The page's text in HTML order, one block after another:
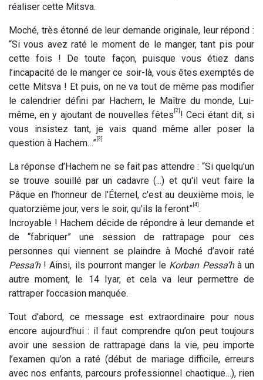
réaliser cette Mitsva.
Moché, très étonné de leur demande originale, leur répond :
“Si vous avez raté le moment de le manger, tant pis pour
cette fois ! De toute façon, puisque vous étiez dans
l’incapacité de le manger ce soir-là, vous êtes exemptés de
cette Mitsva ! Et puis, on ne va tout de même pas modifier
le calendrier défini par Hachem, le Maître du monde, Lui-
même, en y ajoutant de nouvelles fêtes [2] ! Ceci étant dit, si
vous insistez tant, je vais quand même aller poser la
question à Hachem…” [3]
La réponse d’Hachem ne se fait pas attendre : “Si quelqu'un
se trouve souillé par un cadavre (...) et qu'il veut faire la
Pâque en l'honneur de l'Éternel, c'est au deuxième mois, le
quatorzième jour, vers le soir, qu'ils la feront” [4] .
Incroyable ! Hachem décide de répondre à leur demande et
de “fabriquer” une session de rattrapage pour ces
personnes qui viennent se plaindre à Moché d’avoir raté
Pessa’h! Ainsi, ils pourront manger le Korban Pessa’hà un
autre moment, le 14 Iyar, et cela va leur permettre de
rattraper l’occasion manquée.
Tout d’abord, ce message est extraordinaire pour nous
encore aujourd’hui : il faut comprendre qu’on peut toujours
avoir une session de rattrapage dans la vie, peu importe
l’examen qu’on a raté (début de mariage difficile, erreurs
avec nos enfants, parcours professionnel chaotique…), rien